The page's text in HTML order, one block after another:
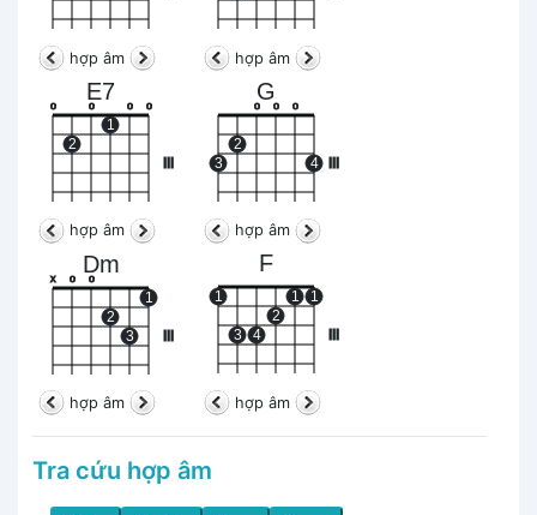
hợp âm hợp âm
E7
III
o
2
o
1
o o
hợp âm
G
3
2
o o o
4
hợp âm
Dm
III
x o o
2
3
1
hợp âm
F
1
3 4
2
1 1
hợp âm
Tra cứu hợp âm